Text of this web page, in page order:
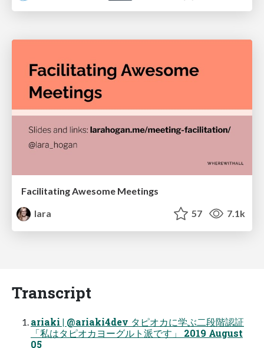
Facilitating Awesome Meetings
lara
57 7.1k
Transcript
ariaki | @ariaki4dev タピオカに学ぶ二段階認証
「私はタピオカヨーグルト派です」 2019 August
05